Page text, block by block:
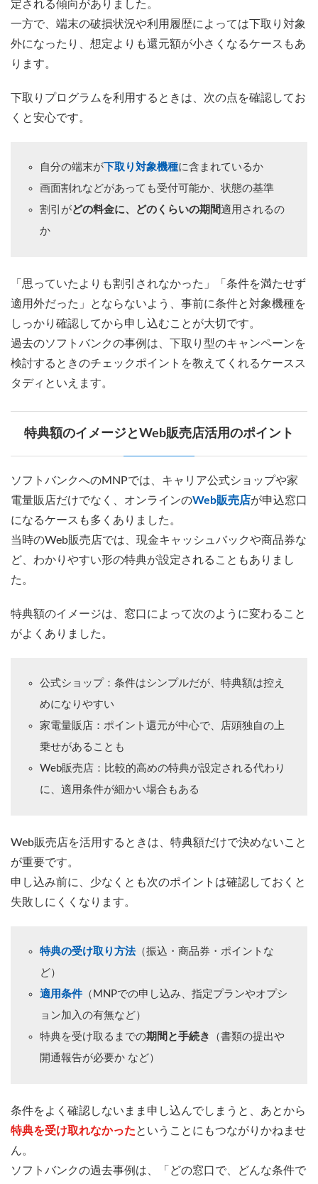
定される傾向がありました。
一方で、端末の破損状況や利用履歴によっては下取り対象
外になったり、想定よりも還元額が小さくなるケースもあ
ります。
下取りプログラムを利用するときは、次の点を確認してお
くと安心です。
自分の端末が 下取り対象機種に含まれているか
画面割れなどがあっても受付可能か、状態の基準
割引がどの料金に、どのくらいの期間適用されるの
か
「思っていたよりも割引されなかった」「条件を満たせず
適用外だった」とならないよう、事前に条件と対象機種を
しっかり確認してから申し込むことが大切です。
過去のソフトバンクの事例は、下取り型のキャンペーンを
検討するときのチェックポイントを教えてくれるケースス
タディといえます。
特典額のイメージとWeb販売店活用のポイント
ソフトバンクへのMNPでは、キャリア公式ショップや家
電量販店だけでなく、オンラインのWeb販売店が申込窓口
になるケースも多くありました。
当時のWeb販売店では、現金キャッシュバックや商品券な
ど、わかりやすい形の特典が設定されることもありまし
た。
特典額のイメージは、窓口によって次のように変わること
がよくありました。
公式ショップ：条件はシンプルだが、特典額は控え
めになりやすい
家電量販店：ポイント還元が中心で、店頭独自の上
乗せがあることも
Web販売店：比較的高めの特典が設定される代わり
に、適用条件が細かい場合もある
Web販売店を活用するときは、特典額だけで決めないこと
が重要です。
申し込み前に、少なくとも次のポイントは確認しておくと
失敗しにくくなります。
特典の受け取り方法（振込・商品券・ポイントな
ど）
適用条件（MNPでの申し込み、指定プランやオプシ
ョン加入の有無など）
特典を受け取るまでの期間と手続き
（書類の提出や
開通報告が必要か など）
条件をよく確認しないまま申し込んでしまうと、あとから
特典を受け取れなかったということにもつながりかねませ
ん。
ソフトバンクの過去事例は、「どの窓口で、どんな条件で